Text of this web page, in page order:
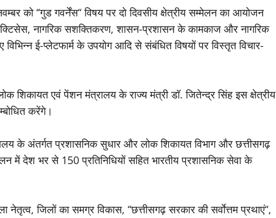
को ‘‘गुड गवर्नेंस‘‘ विषय पर दो दिवसीय क्षेत्रीय सम्मेलन का आयोजन
नागरिक सशक्तिकरण, शासन-प्रशासन के कामकाज और नागरिक
ई-प्लेटफार्म के उपयोग आदि से संबंधित विषयों पर विस्तृत विचार-
शिकायत एवं पेंशन मंत्रालय के राज्य मंत्री डॉ. जितेन्द्र सिंह इस क्षेत्रीय
करेंगे।
के अंतर्गत प्रशासनिक सुधार और लोक शिकायत विभाग और छत्तीसगढ़
में देश भर से 150 प्रतिनिधियों सहित भारतीय प्रशासनिक सेवा के
जिलों का समग्र विकास, ‘‘छत्तीसगढ़ सरकार की सर्वाेत्तम प्रथाएं‘‘,